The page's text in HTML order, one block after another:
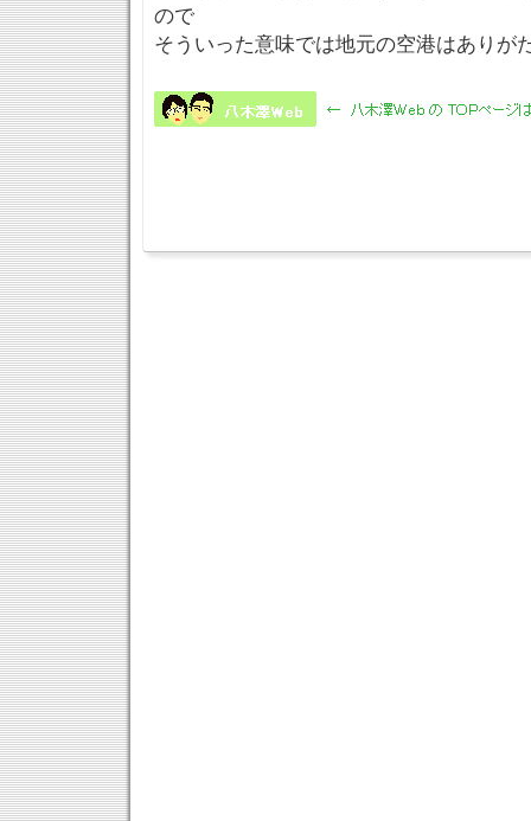
ので
そういった意味では地元の空港はありが